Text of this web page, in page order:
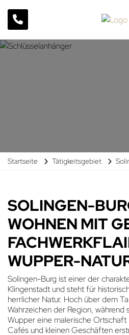
Startseite Tätigkeitsgebiet
SOLINGEN-
WOHNEN MIT
WUPPER-
Solingen-Burg ist einer der
Klingenstadt und steht für
herrlicher Natur. Hoch über dem
Wahrzeichen der Region,
Wupper eine malerische Ortschaft
Cafés und kleinen Geschäften